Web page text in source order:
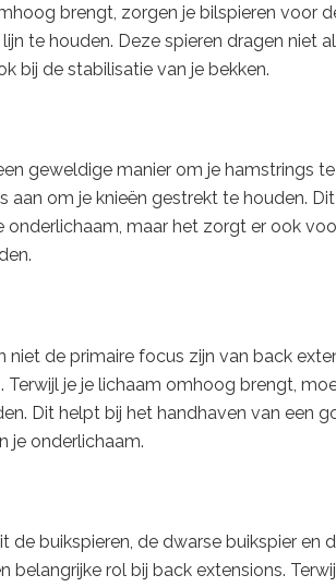
brengt, zorgen je bilspieren voor
te houden. Deze spieren dragen niet
bij de stabilisatie van je bekken.
geweldige manier om je hamstrings
aan om je knieën gestrekt te houden.
onderlichaam, maar het zorgt er ook
niet de primaire focus zijn van back
Terwijl je je lichaam omhoog brengt,
Dit helpt bij het handhaven van een
je onderlichaam.
de buikspieren, de dwarse buikspier en
belangrijke rol bij back extensions.